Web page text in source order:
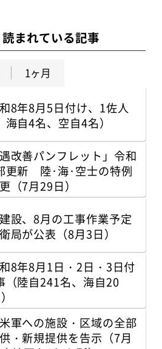
読まれている記事
1ヶ月
8年8月5日付け、1佐人
自4名、空自4名）
改善パンフレット」令和
更新 陸･海･空士の特例
（7月29日）
設、8月の工事作業予定
局が公表（8月3日）
8年8月1日・2日・3日付
（陸自241名、海自20
軍への施設・区域の全部
・新規提供を告示（7月